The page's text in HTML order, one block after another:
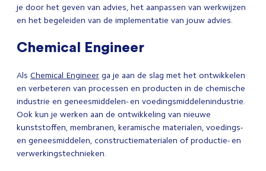
je door het geven van advies, het aanpassen van werkwijzen
en het begeleiden van de implementatie van jouw advies.
Chemical Engineer
Als Chemical Engineer ga je aan de slag met het ontwikkelen
en verbeteren van processen en producten in de chemische
industrie en geneesmiddelen- en voedingsmiddelenindustrie.
Ook kun je werken aan de ontwikkeling van nieuwe
kunststoffen, membranen, keramische materialen, voedings-
en geneesmiddelen, constructiematerialen of productie- en
verwerkingstechnieken.